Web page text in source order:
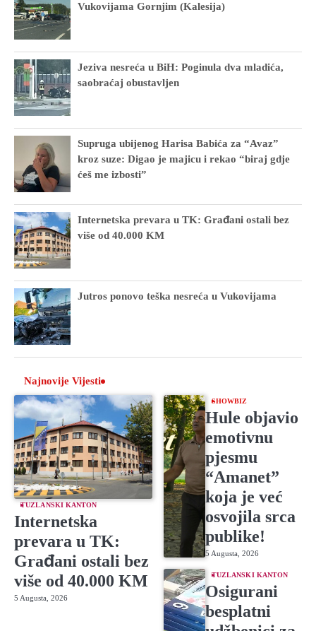
Vukovijama Gornjim (Kalesija)
Jeziva nesreća u BiH: Poginula dva mladića,
saobraćaj obustavljen
Supruga ubijenog Harisa Babića za “Avaz”
kroz suze: Digao je majicu i rekao “biraj gdje
ćeš me izbosti”
Internetska prevara u TK: Građani ostali bez
više od 40.000 KM
Jutros ponovo teška nesreća u Vukovijama
Najnovije Vijesti
TUZLANSKI KANTON
Internetska
prevara u TK:
Građani ostali bez
više od 40.000 KM
5 Augusta, 2026
SHOWBIZ
Hule objavio
emotivnu
pjesmu
“Amanet”
koja je već
osvojila srca
publike!
5 Augusta, 2026
TUZLANSKI KANTON
Osigurani
besplatni